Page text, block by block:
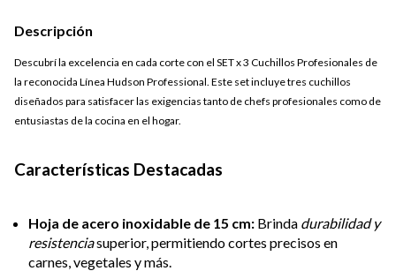
Descripción
Descubrí la excelencia en cada corte con el SET x 3 Cuchillos Profesionales de
la reconocida Línea Hudson Professional. Este set incluye tres cuchillos
diseñados para satisfacer las exigencias tanto de chefs profesionales como de
entusiastas de la cocina en el hogar.
Características Destacadas
Hoja de acero inoxidable de 15 cm: Brinda durabilidad y
resistenciasuperior, permitiendo cortes precisos en
carnes, vegetales y más.